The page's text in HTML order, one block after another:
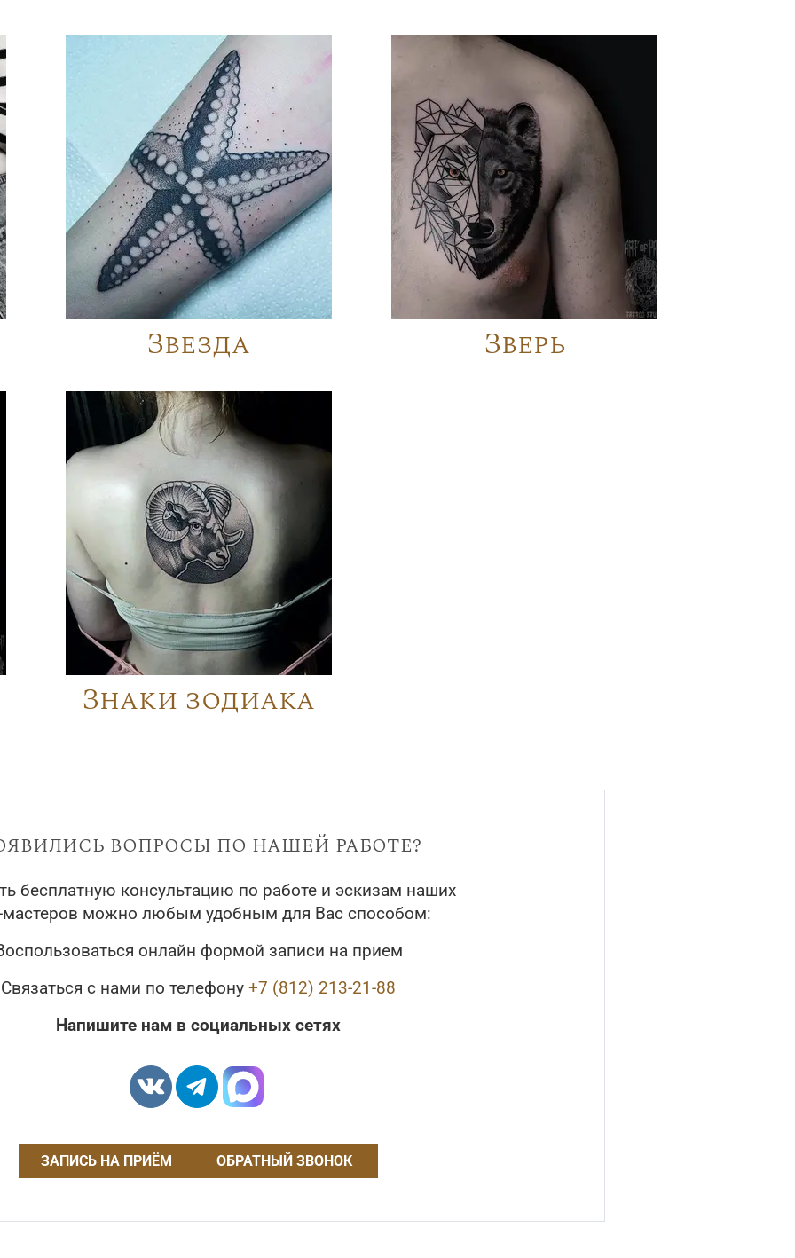
Звезда Зверь
Знаки зодиака
вопросы по нашей работе?
бесплатную консультацию по работе и эскизам наших
мастеров можно любым удобным для Вас способом:
онлайн формой записи на прием
Связаться с нами по телефону+7 (812) 213-21-88
Напишите нам в социальных сетях
ЗАПИСЬ НА ПРИЁМ ОБРАТНЫЙ ЗВОНОК